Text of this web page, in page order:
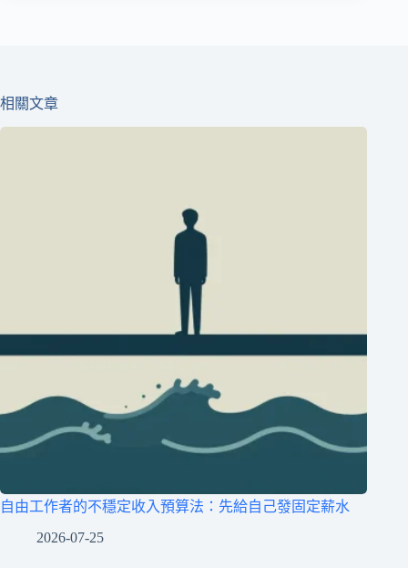
相關文章
自由工作者的不穩定收入預算法：先給自己發固定薪水
2026-07-25